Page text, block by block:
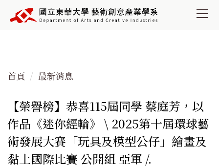
到
容
首頁 最新消息
【榮譽榜】恭喜115屆同學 蔡庭芳，以
作品《迷你經輪》 \ 2025第十屆環球藝
術發展大賽「玩具及模型公仔」繪畫及
黏土國際比賽 公開組 亞軍 /.